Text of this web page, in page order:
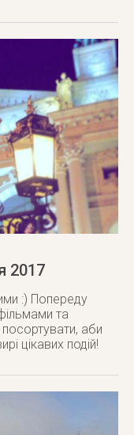
2017
:) Попереду
та
посортувати, аби
цікавих подій!